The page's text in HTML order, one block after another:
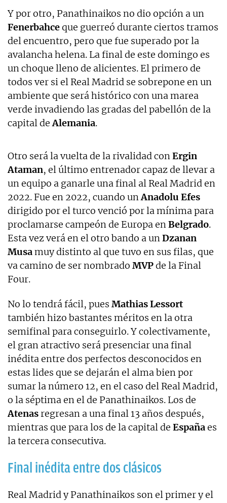
Y por otro, Panathinaikos no dio opción a un
Fenerbahceque guerreó durante ciertos tramos
del encuentro, pero que fue superado por la
avalancha helena. La final de este domingo es
un choque lleno de alicientes. El primero de
todos ver si el Real Madrid se sobrepone en un
ambiente que será histórico con una marea
verde invadiendo las gradas del pabellón de la
capital deAlemania.
Otro será la vuelta de la rivalidad conErgin
Ataman, el último entrenador capaz de llevar a
un equipo a ganarle una final al Real Madrid en
2022. Fue en 2022, cuando unAnadolu Efes
dirigido por el turco venció por la mínima para
proclamarse campeón de Europa enBelgrado.
Esta vez verá en el otro bando a unDzanan
Musamuy distinto al que tuvo en sus filas, que
va camino de ser nombrado MVPde la Final
Four.
No lo tendrá fácil, pues Mathias Lessort
también hizo bastantes méritos en la otra
semifinal para conseguirlo. Y colectivamente,
el gran atractivo será presenciar una final
inédita entre dos perfectos desconocidos en
estas lides que se dejarán el alma bien por
sumar la número 12, en el caso del Real Madrid,
o la séptima en el de Panathinaikos. Los de
Atenasregresan a una final 13 años después,
mientras que para los de la capital de Españaes
la tercera consecutiva.
Final inédita entre dos clásicos
Real Madrid y Panathinaikos son el primer y el